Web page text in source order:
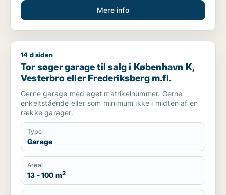
Mere info
Tor søger garage til salg i København K, Vesterbro eller
14 d siden
Tor søger garage til salg i København K,
Vesterbro eller Frederiksberg m.fl.
Gerne garage med eget matrikelnummer. Gerne
enkeltstående eller som minimum ikke i midten af en
række garager.
Type
Garage
Areal
13 - 100 m2